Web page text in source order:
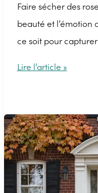
Faire sécher des
beauté et l’émotion
ce soit pour capturer
Faire
roses
:
les
techniques
pour
Lire l’article »